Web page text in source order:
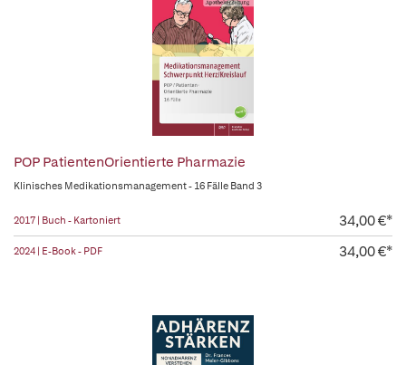
POP PatientenOrientierte Pharmazie
Klinisches Medikationsmanagement - 16 Fälle Band 3
2017 | Buch - Kartoniert 34,00 €*
2024 | E-Book - PDF 34,00 €*